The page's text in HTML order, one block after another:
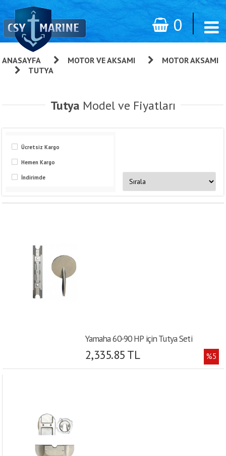
0
ANASAYFA MOTOR VE AKSAMI
MOTOR AKSAMI
TUTYA
Tutya Model ve Fiyatları
Ücretsiz Kargo
Hemen Kargo
İndirimde
Yamaha 60-90 HP için Tutya Seti
2,335.85 TL %5